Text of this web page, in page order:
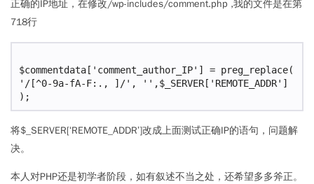
正确的IP地址，在修改/wp-includes/comment.php ,我的文件是在第
718行
$commentdata['comment_author_IP'] = preg_replace(
'/[^0-9a-fA-F:., ]/', '',$_SERVER['REMOTE_ADDR']
将$_SERVER[‘REMOTE_ADDR’]改成上面测试正确IP的语句，问题解
决。
本人对PHP还是初学者阶段，如有叙述不当之处，还希望多多斧正。